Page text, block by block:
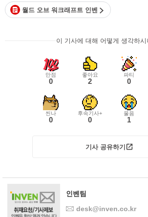
월드 오브 워크래프트 인벤
이 기사에 대해 어떻게 생각하시
만점
0
좋아요
2
파티
0
씬나
0
후속기사+
0
울음
1
기사 공유하기
인벤팀
desk@inven.co.kr